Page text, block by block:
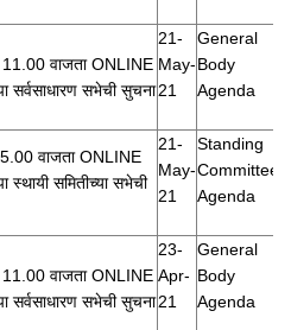
11.00 वाजता ONLINE
सर्वसाधारण सभेची सुचना
21-
May-
21
General
Body
Agenda
वाजता ONLINE
समितीच्या सभेची
21-
May-
21
Standing
Committee
Agenda
11.00 वाजता ONLINE
सर्वसाधारण सभेची सुचना
23-
Apr-
21
General
Body
Agenda